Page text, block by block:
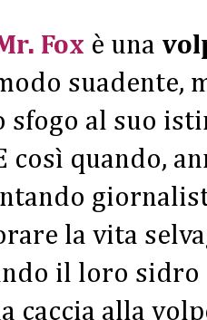
Fox è una
suadente,
sfogo al suo
così quando,
la vita
il loro sidro
caccia alla